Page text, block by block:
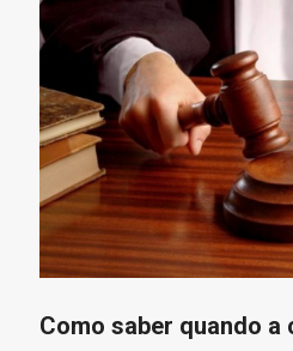
Como saber quando a